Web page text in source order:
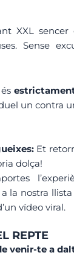
XXL sencer
Sense
és
un contra
Et
dolça!
la nostra
vídeo viral.
REPTE
venir-te a